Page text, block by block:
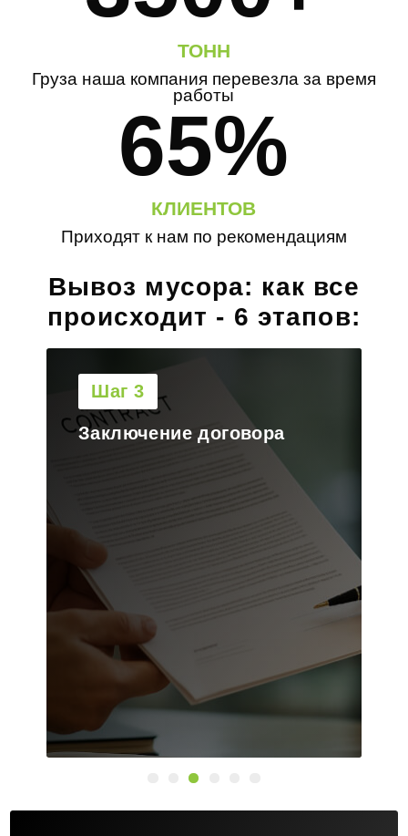
ТОНН
Груза наша компания перевезла за время
работы
65%
КЛИЕНТОВ
Приходят к нам по рекомендациям
Вывоз мусора: как все
происходит - 6 этапов:
Шаг 4
Выезд на объект и